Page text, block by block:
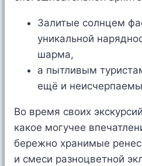
Залитые солнцем
уникальной
шарма,
а пытливым
ещё и
Во время своих
какое могучее
бережно хранимые
и смеси разноцветной